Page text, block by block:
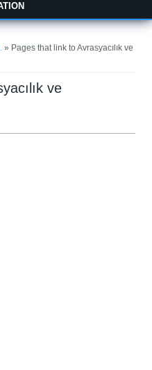
» Pages that link to Avrasyacılık ve
ve